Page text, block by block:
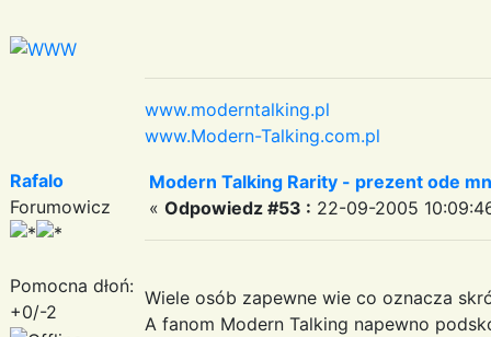
www.moderntalking.pl
www.Modern-Talking.com.pl
Rafalo
Forumowicz
Pomocna dłoń:
+0/-2
Modern Talking Rarity - prezent ode
« Odpowiedz #53 : 22-09-2005
Wiele osób zapewne wie co oznacza
A fanom Modern Talking napewno